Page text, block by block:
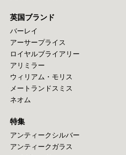
英国ブランド
バーレイ
アーサープライス
ロイヤルブライアリー
アリミラー
ウィリアム・モリス
メートランドスミス
ネオム
特集
アンティークシルバー
アンティークガラス